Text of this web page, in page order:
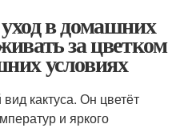
в домашних
за цветком
условиях
кактуса. Он цветёт
и яркого